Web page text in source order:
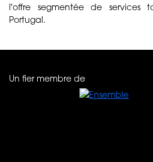
l'offre segmentée de
Portugal.
Un fier membre de